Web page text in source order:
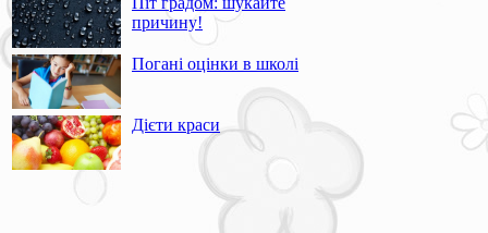
причину!
Погані оцінки в школі
Дієти краси